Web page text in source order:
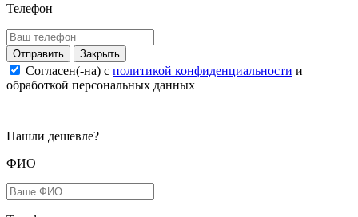
Телефон
Закрыть
Согласен(-на) c политикой конфиденциальности и
обработкой персональных данных
Нашли дешевле?
ФИО